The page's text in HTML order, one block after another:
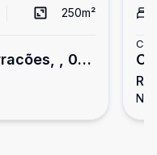
250m²
, 02